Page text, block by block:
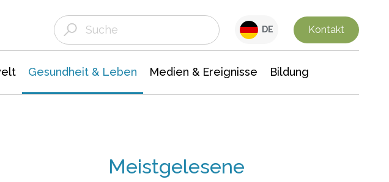
DE Kontakt
Gesundheit & Leben Medien & Ereignisse Bildung
Meistgelesene